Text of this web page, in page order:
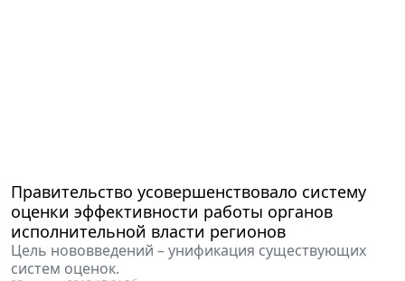
Правительство усовершенствовало систему
оценки эффективности работы органов
исполнительной власти регионов
Цель нововведений – унификация существующих
систем оценок.